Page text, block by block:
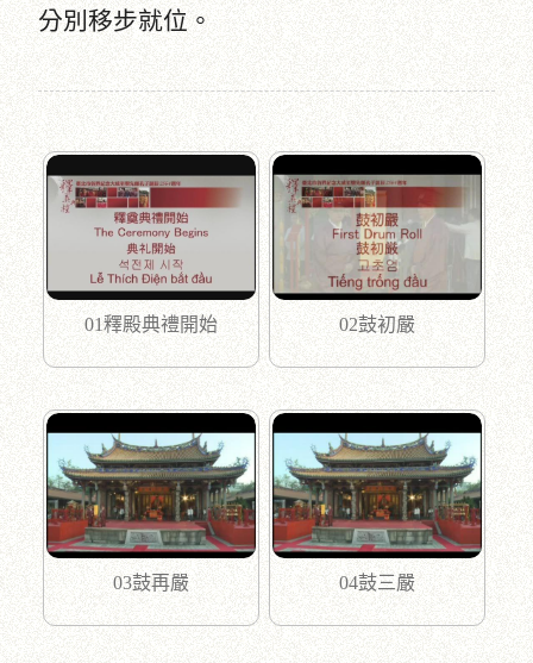
分別移步就位。
01釋殿典禮開始 02鼓初嚴
03鼓再嚴 04鼓三嚴